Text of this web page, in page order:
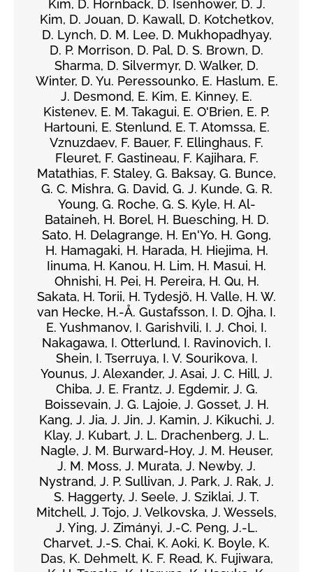
Kim, D. Hornback, D. Isenhower, D. J.
Kim, D. Jouan, D. Kawall, D. Kotchetkov,
D. Lynch, D. M. Lee, D. Mukhopadhyay,
D. P. Morrison, D. Pal, D. S. Brown, D.
Sharma, D. Silvermyr, D. Walker, D.
Winter, D. Yu. Peressounko, E. Haslum, E.
J. Desmond, E. Kim, E. Kinney, E.
Kistenev, E. M. Takagui, E. O'Brien, E. P.
Hartouni, E. Stenlund, E. T. Atomssa, E.
Vznuzdaev, F. Bauer, F. Ellinghaus, F.
Fleuret, F. Gastineau, F. Kajihara, F.
Matathias, F. Staley, G. Baksay, G. Bunce,
G. C. Mishra, G. David, G. J. Kunde, G. R.
Young, G. Roche, G. S. Kyle, H. Al-
Bataineh, H. Borel, H. Buesching, H. D.
Sato, H. Delagrange, H. En'Yo, H. Gong,
H. Hamagaki, H. Harada, H. Hiejima, H.
Iinuma, H. Kanou, H. Lim, H. Masui, H.
Ohnishi, H. Pei, H. Pereira, H. Qu, H.
Sakata, H. Torii, H. Tydesjö, H. Valle, H. W.
van Hecke, H.-Å. Gustafsson, I. D. Ojha, I.
E. Yushmanov, I. Garishvili, I. J. Choi, I.
Nakagawa, I. Otterlund, I. Ravinovich, I.
Shein, I. Tserruya, I. V. Sourikova, I.
Younus, J. Alexander, J. Asai, J. C. Hill, J.
Chiba, J. E. Frantz, J. Egdemir, J. G.
Boissevain, J. G. Lajoie, J. Gosset, J. H.
Kang, J. Jia, J. Jin, J. Kamin, J. Kikuchi, J.
Klay, J. Kubart, J. L. Drachenberg, J. L.
Nagle, J. M. Burward-Hoy, J. M. Heuser,
J. M. Moss, J. Murata, J. Newby, J.
Nystrand, J. P. Sullivan, J. Park, J. Rak, J.
S. Haggerty, J. Seele, J. Sziklai, J. T.
Mitchell, J. Tojo, J. Velkovska, J. Wessels,
J. Ying, J. Zimányi, J.-C. Peng, J.-L.
Charvet, J.-S. Chai, K. Aoki, K. Boyle, K.
Das, K. Dehmelt, K. F. Read, K. Fujiwara,